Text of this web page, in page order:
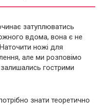
затуплюватись
вдома, вона є не
ножі для
але ми розповімо
гострими
знати теоретично